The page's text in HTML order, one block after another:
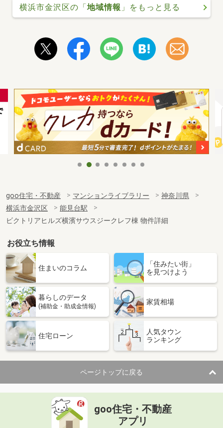
横浜市金沢区の「地域情報 」をもっと見る
goo住宅・不動産 マンションライブラリー
神奈川県
横浜市金沢区
能見台駅
ビクトリアヒルズ横濱サウスジークレフ棟 物件詳細
お役立ち情報
住まいのコラム
「住みたい街」
を見つけよう
暮らしのデータ
(補助金・助成金情報)
家賃相場
住宅ローン
人気タウン
ランキング
ページトップに戻る
goo住宅・不動産
アプリ